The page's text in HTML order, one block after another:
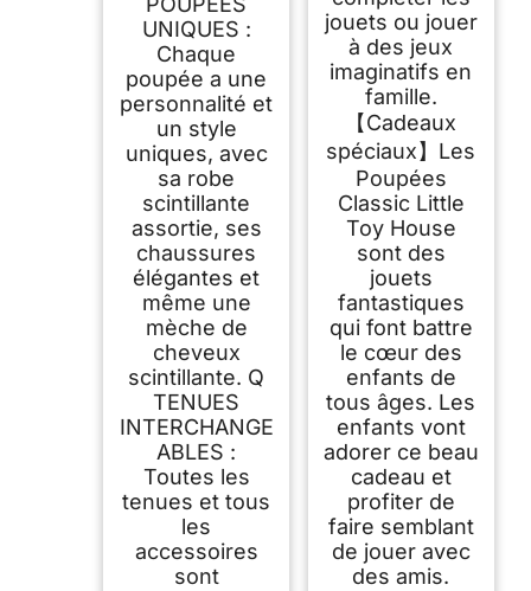
UNIQUES :
Chaque
poupée a une
personnalité et
un style
uniques, avec
sa robe
scintillante
assortie, ses
chaussures
élégantes et
même une
mèche de
cheveux
scintillante. Q
TENUES
INTERCHANGE
ABLES :
Toutes les
tenues et tous
les
accessoires
sont
jouets ou jouer
à des jeux
imaginatifs en
famille.
【Cadeaux
spéciaux】Les
Poupées
Classic Little
Toy House
sont des
jouets
fantastiques
qui font battre
le cœur des
enfants de
tous âges. Les
enfants vont
adorer ce beau
cadeau et
profiter de
faire semblant
de jouer avec
des amis.